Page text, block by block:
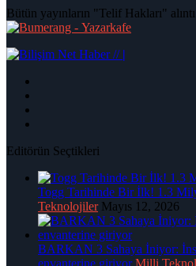
Bütün yayınların "Telif Hakları"
|
Editörün Seçtikleri
Togg Tarihinde Bir İlk! 1.3
Teknolojiler Mayıs 12, 2026
BARKAN 3 Sahaya İniyor:
envanterine giriyor Milli